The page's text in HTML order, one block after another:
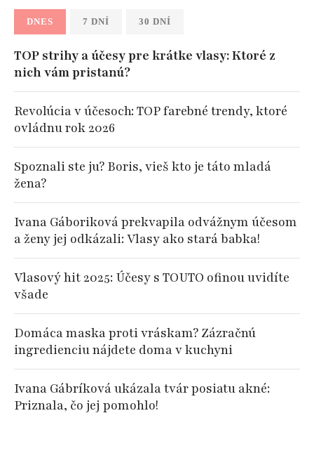
DNES 7 DNÍ 30 DNÍ
TOP strihy a účesy pre krátke vlasy: Ktoré z
nich vám pristanú?
Revolúcia v účesoch: TOP farebné trendy, ktoré
ovládnu rok 2026
Spoznali ste ju? Boris, vieš kto je táto mladá
žena?
Ivana Gáboriková prekvapila odvážnym účesom
a ženy jej odkázali: Vlasy ako stará babka!
Vlasový hit 2025: Účesy s TOUTO ofinou uvidíte
všade
Domáca maska proti vráskam? Zázračnú
ingredienciu nájdete doma v kuchyni
Ivana Gábríková ukázala tvár posiatu akné:
Priznala, čo jej pomohlo!